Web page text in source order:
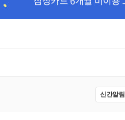
신간알